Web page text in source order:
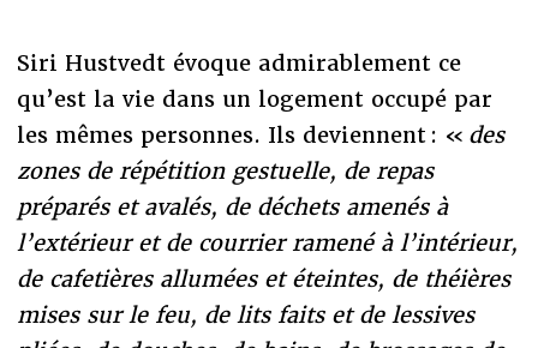
Siri Hustvedt évoque admirablement ce
qu’est la vie dans un logement occupé par
les mêmes personnes. Ils deviennent : « des
zones de répétition gestuelle, de repas
préparés et avalés, de déchets amenés à
l’extérieur et de courrier ramené à l’intérieur,
de cafetières allumées et éteintes, de théières
mises sur le feu, de lits faits et de lessives